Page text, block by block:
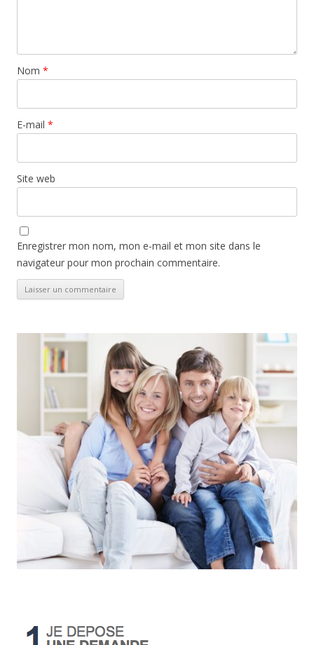
Nom *
E-mail *
Site web
Enregistrer mon nom, mon e-mail et mon site dans le
navigateur pour mon prochain commentaire.